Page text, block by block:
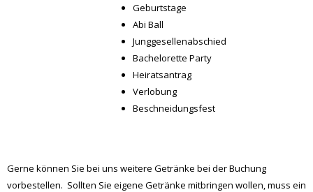
Geburtstage
Abi Ball
Junggesellenabschied
Bachelorette Party
Heiratsantrag
Verlobung
Beschneidungsfest
Gerne können Sie bei uns weitere Getränke bei der Buchung
vorbestellen. Sollten Sie eigene Getränke mitbringen wollen, muss ein